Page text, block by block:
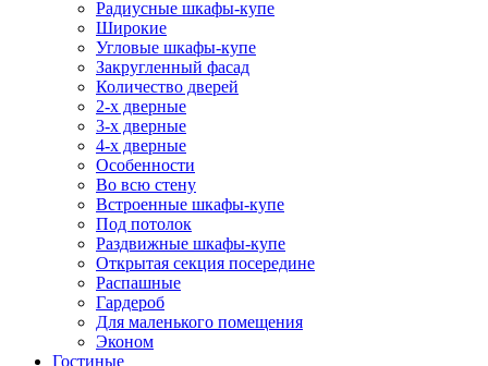
Радиусные шкафы-купе
Широкие
Угловые шкафы-купе
Закругленный фасад
Количество дверей
2-х дверные
3-х дверные
4-х дверные
Особенности
Во всю стену
Встроенные шкафы-купе
Под потолок
Раздвижные шкафы-купе
Открытая секция посередине
Распашные
Гардероб
Для маленького помещения
Эконом
Гостиные